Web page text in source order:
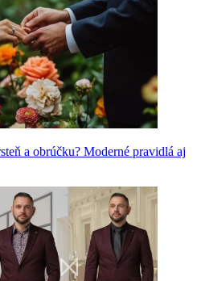
a obrúčku? Moderné pravidlá aj